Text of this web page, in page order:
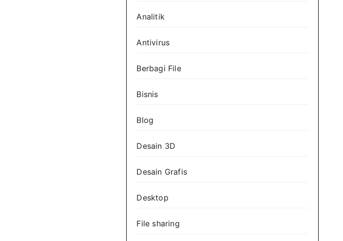
Analitik
Antivirus
Berbagi File
Bisnis
Blog
Desain 3D
Desain Grafis
Desktop
File sharing